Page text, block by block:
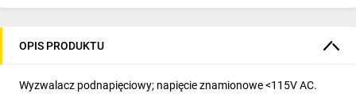
OPIS PRODUKTU
Wyzwalacz podnapięciowy; napięcie znamionowe <115V AC.